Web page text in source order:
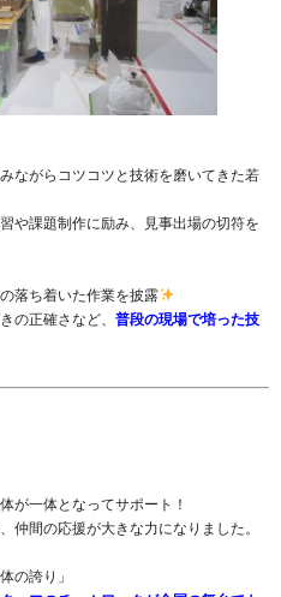
ながらコツコツと技術を磨いてきた若
や課題制作に励み、見事出場の切符を
落ち着いた作業を披露
の正確さなど、 普段の現場で培った技
が一体となってサポート！
仲間の応援が大きな力になりました。
の誇り」